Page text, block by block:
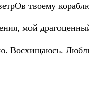
твоему
мой
Восхищаюсь.